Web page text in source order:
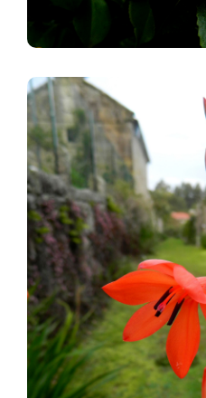
Imagen